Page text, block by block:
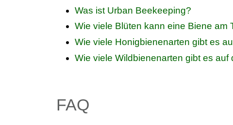
Was ist Urban Beekeeping?
Wie viele Blüten kann eine Biene am
Wie viele Honigbienenarten gibt es
Wie viele Wildbienenarten gibt es auf
FAQ